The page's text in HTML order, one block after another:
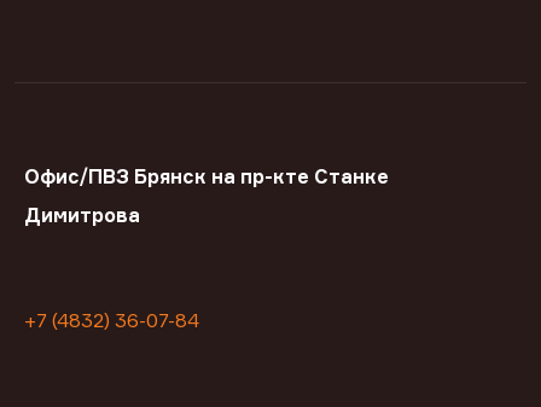
Офис/ПВЗ Брянск на пр-кте Станке
Димитрова
+7 (4832) 36-07-84